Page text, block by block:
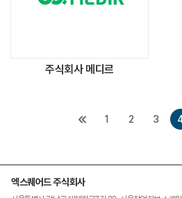
주식회사 메디르
1 2 3
엑스퀘어드 주식회사